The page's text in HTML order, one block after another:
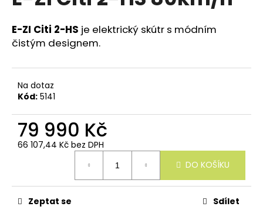
z
5
hvězdiček.
E-ZI Citi 2-HS je elektrický skútr s módním
čistým designem.
Na dotaz
Kód: 5141
79 990 Kč
66 107,44 Kč bez DPH
DO KOŠÍKU
Zeptat se Sdílet
a
j
í
t
?
HLEDAT